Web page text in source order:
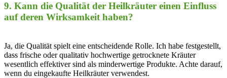
9.‍ Kann die⁢ Qualität der ‍Heilkräuter einen ⁣Einfluss
auf deren Wirksamkeit⁢ haben?
Ja, die Qualität spielt ⁣eine entscheidende Rolle.⁤ Ich habe ⁤festgestellt,
dass frische oder qualitativ hochwertige getrocknete Kräuter​
wesentlich effektiver ⁢sind als minderwertige Produkte. Achte darauf,‌
wenn du eingekaufte ‌Heilkräuter verwendest.